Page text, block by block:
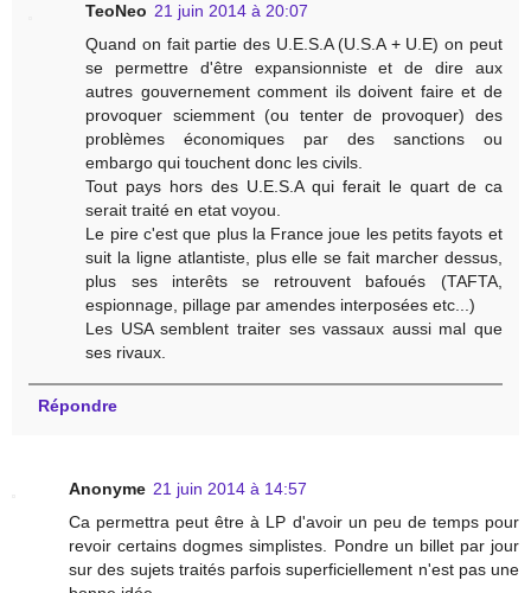
TeoNeo 21 juin 2014 à 20:07
Quand on fait partie des U.E.S.A (U.S.A + U.E) on peut
se permettre d'être expansionniste et de dire aux
autres gouvernement comment ils doivent faire et de
provoquer sciemment (ou tenter de provoquer) des
problèmes économiques par des sanctions ou
embargo qui touchent donc les civils.
Tout pays hors des U.E.S.A qui ferait le quart de ca
serait traité en etat voyou.
Le pire c'est que plus la France joue les petits fayots et
suit la ligne atlantiste, plus elle se fait marcher dessus,
plus ses interêts se retrouvent bafoués (TAFTA,
espionnage, pillage par amendes interposées etc...)
Les USA semblent traiter ses vassaux aussi mal que
ses rivaux.
Répondre
Anonyme 21 juin 2014 à 14:57
Ca permettra peut être à LP d'avoir un peu de temps pour
revoir certains dogmes simplistes. Pondre un billet par jour
sur des sujets traités parfois superficiellement n'est pas une